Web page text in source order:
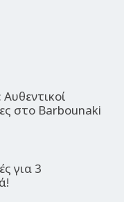
στο Barbounaki
για 3